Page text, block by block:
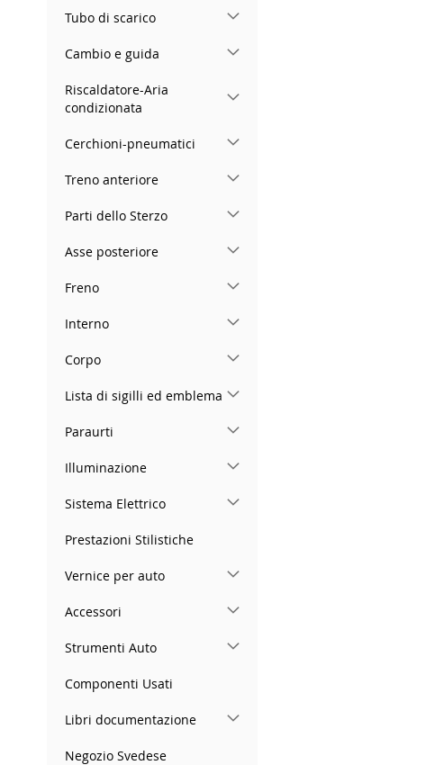
Tubo di scarico
Cambio e guida
Riscaldatore-Aria
condizionata
Cerchioni-pneumatici
Treno anteriore
Parti dello Sterzo
Asse posteriore
Freno
Interno
Corpo
Lista di sigilli ed emblema
Paraurti
Illuminazione
Sistema Elettrico
Prestazioni Stilistiche
Vernice per auto
Accessori
Strumenti Auto
Componenti Usati
Libri documentazione
Negozio Svedese